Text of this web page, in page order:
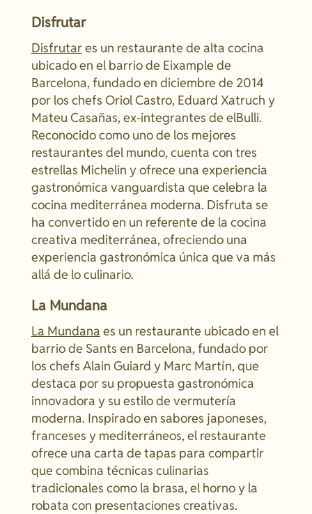
Disfrutar
Disfrutares un restaurante de alta cocina
ubicado en el barrio de Eixample de
Barcelona, fundado en diciembre de 2014
por los chefs Oriol Castro, Eduard Xatruch y
Mateu Casañas, ex-integrantes de elBulli.
Reconocido como uno de los mejores
restaurantes del mundo, cuenta con tres
estrellas Michelin y ofrece una experiencia
gastronómica vanguardista que celebra la
cocina mediterránea moderna. Disfruta se
ha convertido en un referente de la cocina
creativa mediterránea, ofreciendo una
experiencia gastronómica única que va más
allá de lo culinario.
La Mundana
La Mundana es un restaurante ubicado en el
barrio de Sants en Barcelona, fundado por
los chefs Alain Guiard y Marc Martín, que
destaca por su propuesta gastronómica
innovadora y su estilo de vermutería
moderna. Inspirado en sabores japoneses,
franceses y mediterráneos, el restaurante
ofrece una carta de tapas para compartir
que combina técnicas culinarias
tradicionales como la brasa, el horno y la
robata con presentaciones creativas.